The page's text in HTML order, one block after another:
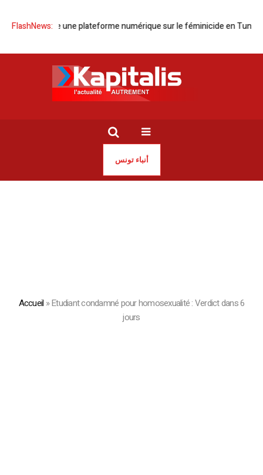
FlashNews:
lance une plateforme numérique sur le féminicide en Tunisie
أنباء تونس
Accueil »Etudiant condamné pour homosexualité : Verdict dans 6
jours